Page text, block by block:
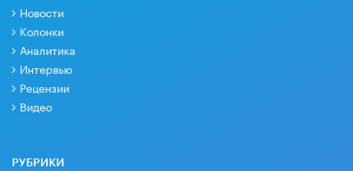
Новости
Колонки
Аналитика
Интервью
Рецензии
Видео
РУБРИКИ